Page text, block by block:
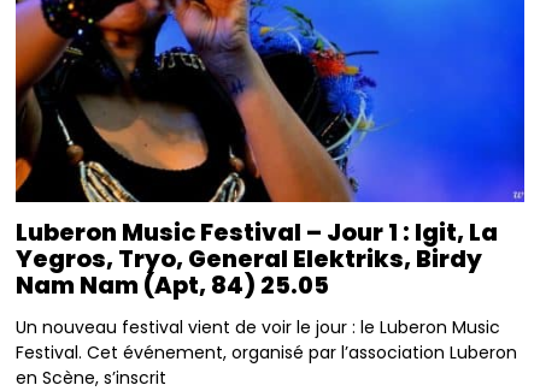
Luberon Music Festival – Jour 1 : Igit, La
Yegros, Tryo, General Elektriks, Birdy
Nam Nam (Apt, 84) 25.05
Un nouveau festival vient de voir le jour : le Luberon Music
Festival. Cet événement, organisé par l’association Luberon
en Scène, s’inscrit